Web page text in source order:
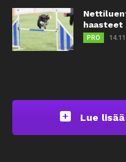
haasteet
PRO
Lue